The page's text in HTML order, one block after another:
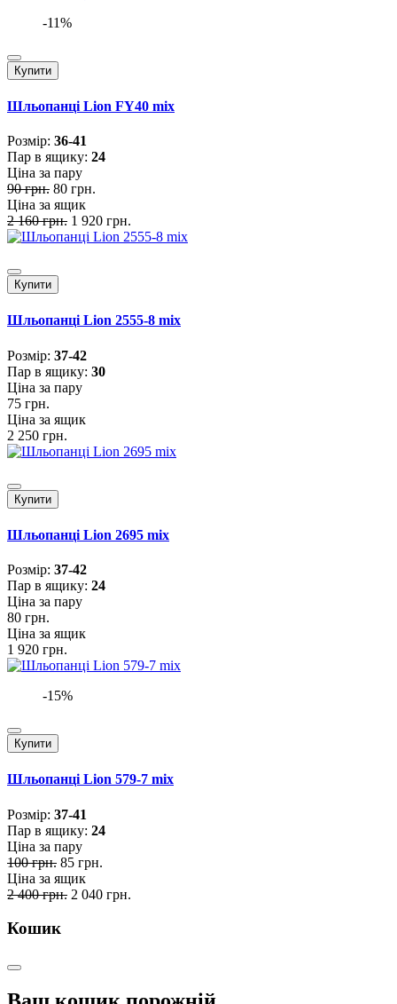
-11%
Купити
Шльопанці Lion FY40 mix
Розмiр: 36-41
Пар в ящику: 24
Ціна за пару
90 грн. 80 грн.
Ціна за ящик
2 160 грн. 1 920 грн.
Купити
Шльопанці Lion 2555-8 mix
Розмiр: 37-42
Пар в ящику: 30
Ціна за пару
75 грн.
Ціна за ящик
2 250 грн.
Купити
Шльопанці Lion 2695 mix
Розмiр: 37-42
Пар в ящику: 24
Ціна за пару
80 грн.
Ціна за ящик
1 920 грн.
-15%
Купити
Шльопанці Lion 579-7 mix
Розмiр: 37-41
Пар в ящику: 24
Ціна за пару
100 грн. 85 грн.
Ціна за ящик
2 400 грн. 2 040 грн.
Кошик